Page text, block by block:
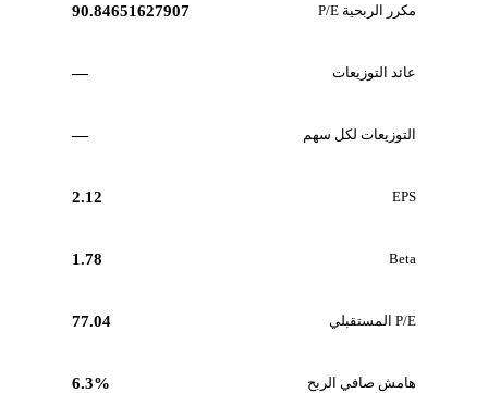
مكرر الربحية P/E 90.84651627907
عائد التوزيعات —
التوزيعات لكل سهم —
EPS
2.12
Beta
1.78
P/E المستقبلي 77.04
هامش صافي الربح 6.3%